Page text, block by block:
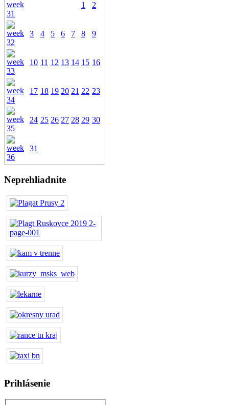
1 2
3 4 5 6 7 8 9
10 11 12 13 14 15 16
17 18 19 20 21 22 23
24 25 26 27 28 29 30
31
Neprehliadnite
Prihlásenie